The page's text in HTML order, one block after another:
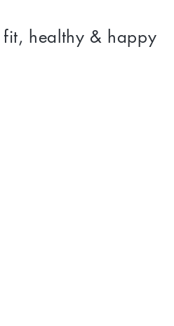
fit, healthy & happy